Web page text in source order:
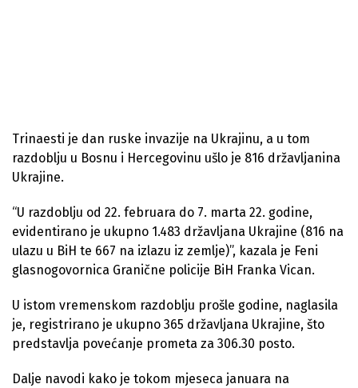
Trinaesti je dan ruske invazije na Ukrajinu, a u tom
razdoblju u Bosnu i Hercegovinu ušlo je 816 državljanina
Ukrajine.
“U razdoblju od 22. februara do 7. marta 22. godine,
evidentirano je ukupno 1.483 državljana Ukrajine (816 na
ulazu u BiH te 667 na izlazu iz zemlje)”, kazala je Feni
glasnogovornica Granične policije BiH Franka Vican.
U istom vremenskom razdoblju prošle godine, naglasila
je, registrirano je ukupno 365 državljana Ukrajine, što
predstavlja povećanje prometa za 306.30 posto.
Dalje navodi kako je tokom mjeseca januara na